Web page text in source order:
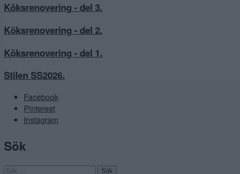
Köksrenovering - del 3.
Köksrenovering - del 2.
Köksrenovering - del 1.
Stilen SS2026.
Facebook
Pinterest
Instagram
Sök
Sök